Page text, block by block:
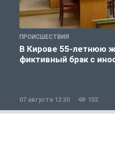
ПРОИСШЕСТВИЯ
В Кирове 55-летнюю
фиктивный брак с
07 августа 12:30 102